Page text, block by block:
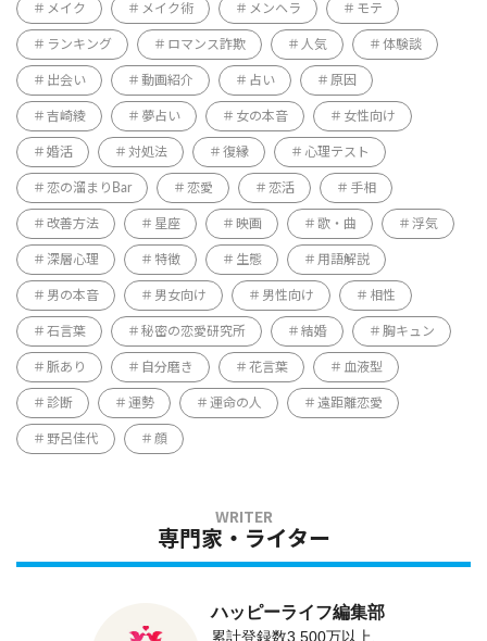
メイク メイク術 メンヘラ モテ
ランキング ロマンス詐欺 人気 体験談
出会い 動画紹介 占い 原因
吉崎綾 夢占い 女の本音 女性向け
婚活 対処法 復縁 心理テスト
恋の溜まりBar 恋愛 恋活 手相
改善方法 星座 映画 歌・曲 浮気
深層心理 特徴 生態 用語解説
男の本音 男女向け 男性向け 相性
石言葉 秘密の恋愛研究所 結婚 胸キュン
脈あり 自分磨き 花言葉 血液型
診断 運勢 運命の人 遠距離恋愛
野呂佳代 顔
専門家・ライター
ハッピーライフ編集部
累計登録数3,500万以上、